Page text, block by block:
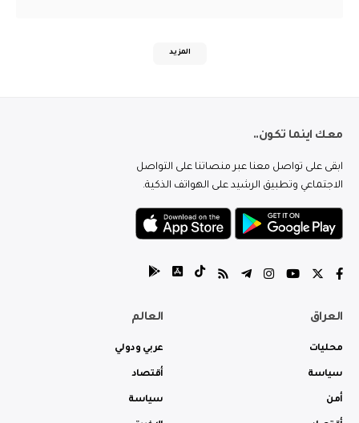
المزيد
معك اينما تكون..
ابقى على تواصل معنا عبر منصاتنا على التواصل
الاجتماعي وتطبيق الرشيد على الهواتف الذكية.
العراق
محليات
سياسة
أمن
العالم
عربي ودولي
أقتصاد
سياسة